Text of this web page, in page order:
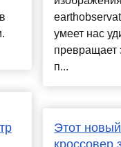
умеет нас
превращает
п...
Этот